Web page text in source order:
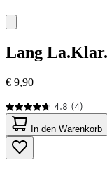
Lang
€ 9,90
4.8 (4)
4.8
von
5
Sternen.
4
In den Warenkorb